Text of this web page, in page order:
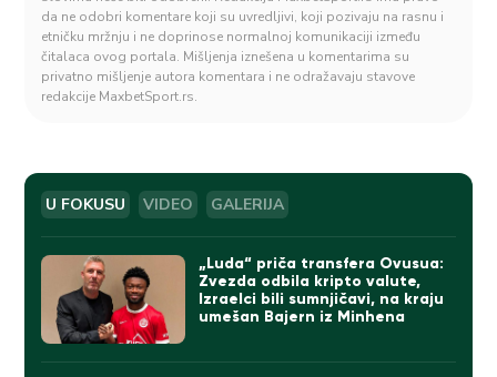
da ne odobri komentare koji su uvredljivi, koji pozivaju na rasnu i
etničku mržnju i ne doprinose normalnoj komunikaciji između
čitalaca ovog portala. Mišljenja iznešena u komentarima su
privatno mišljenje autora komentara i ne odražavaju stavove
redakcije MaxbetSport.rs.
U FOKUSU VIDEO GALERIJA
„Luda“ priča transfera Ovusua:
Zvezda odbila kripto valute,
Izraelci bili sumnjičavi, na kraju
umešan Bajern iz Minhena